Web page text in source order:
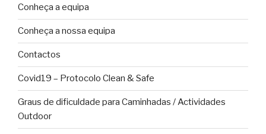
Conheça a equipa
Conheça a nossa equipa
Contactos
Covid19 – Protocolo Clean & Safe
Graus de dificuldade para Caminhadas / Actividades
Outdoor